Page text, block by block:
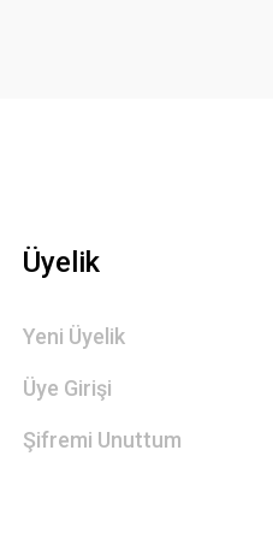
Üyelik
Yeni Üyelik
Üye Girişi
Şifremi Unuttum